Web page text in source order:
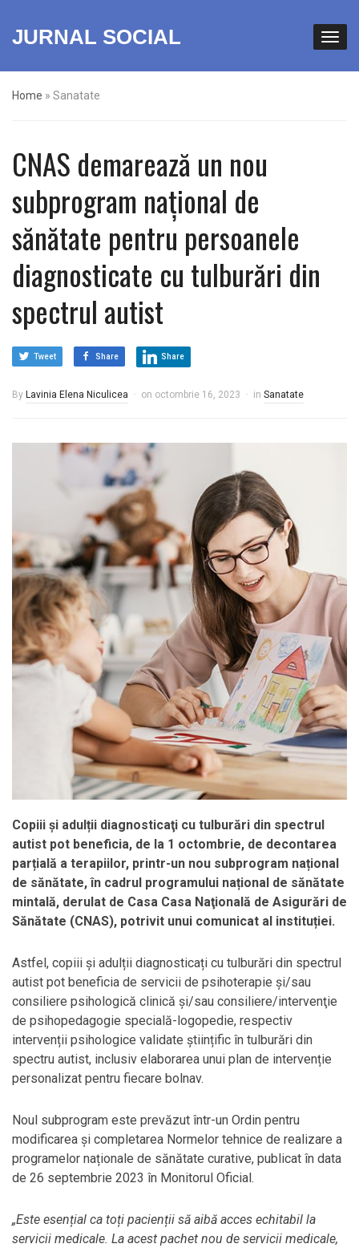
JURNAL SOCIAL
Home » Sanatate
CNAS demarează un nou
subprogram național de
sănătate pentru persoanele
diagnosticate cu tulburări din
spectrul autist
Tweet Share Share
By Lavinia Elena Niculicea on octombrie 16, 2023 in Sanatate
Copiii și adulții diagnosticaţi cu tulburări din spectrul
autist pot beneficia, de la 1 octombrie, de decontarea
parțială a terapiilor, printr-un nou subprogram național
de sănătate, în cadrul programului național de sănătate
mintală, derulat de Casa Casa Naţională de Asigurări de
Sănătate (CNAS), potrivit unui comunicat al instituției.
Astfel, copiii și adulții diagnosticați cu tulburări din spectrul
autist pot beneficia de servicii de psihoterapie și/sau
consiliere psihologică clinică și/sau consiliere/intervenţie
de psihopedagogie specială-logopedie, respectiv
intervenții psihologice validate științific în tulburări din
spectru autist, inclusiv elaborarea unui plan de intervenție
personalizat pentru fiecare bolnav.
Noul subprogram este prevăzut într-un Ordin pentru
modificarea și completarea Normelor tehnice de realizare a
programelor naționale de sănătate curative, publicat în data
de 26 septembrie 2023 în Monitorul Oficial.
„Este esențial ca toți pacienții să aibă acces echitabil la
servicii medicale. La acest pachet nou de servicii medicale,